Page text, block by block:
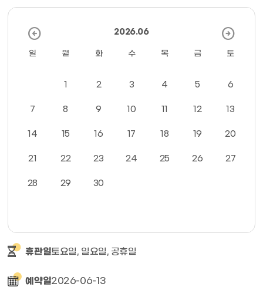
arrow_circle_left 2026.06 arrow_circle_right
일 월 화 수 목 금 토
1 2 3 4 5 6
7 8 9 10 11 12 13
14 15 16 17 18 19 20
21 22 23 24 25 26 27
28 29 30
휴관일토요일, 일요일, 공휴일
예약일2026-06-13